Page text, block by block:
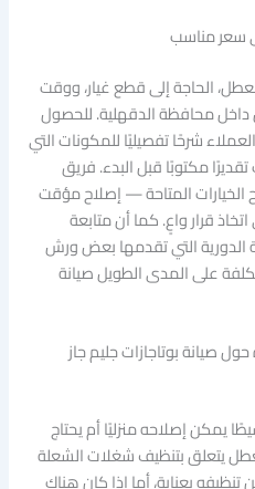
سعر مناسب
الحاجة إلى قطع غيار، ووقت
داخل محافظة الدقهلية. للحصول
شرحًا تفصيليًا للمكونات التي
مكتوبًا قبل البدء. فريق
المتاحة — إصلاح مؤقت
قرار واعٍ. كما أن متابعة
الدورية التي تقدمها بعض ورش
على المدى الطويل صيانة
حول صيانة بوتاجازات جليم جاز
يمكن إصلاحه منزليًا أم يحتاج
يتعلق بتنظيف شغلات الشعلة
بعناية، أما إذا كان هناك